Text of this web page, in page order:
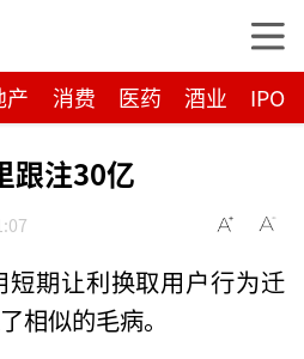
产 消费 医药 酒业 IPO
跟注30亿
短期让利换取用户行为迁
相似的毛病。